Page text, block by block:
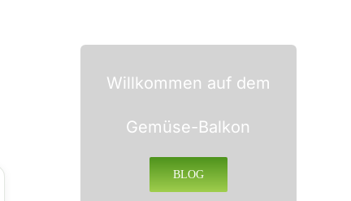
Willkommen auf dem
Gemüse-Balkon
BLOG